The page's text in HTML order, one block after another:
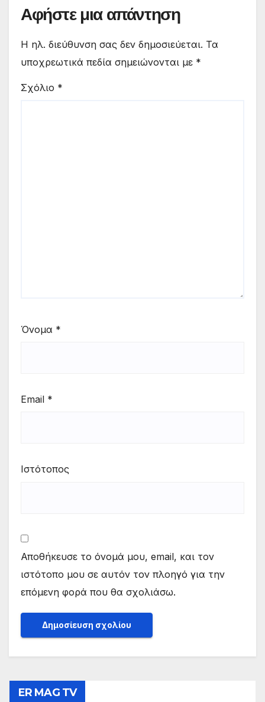
Αφήστε μια απάντηση
Η ηλ. διεύθυνση σας δεν δημοσιεύεται. Τα
υποχρεωτικά πεδία σημειώνονται με *
Σχόλιο *
Όνομα *
Email *
Ιστότοπος
Αποθήκευσε το όνομά μου, email, και τον
ιστότοπο μου σε αυτόν τον πλοηγό για την
επόμενη φορά που θα σχολιάσω.
ER MAG TV